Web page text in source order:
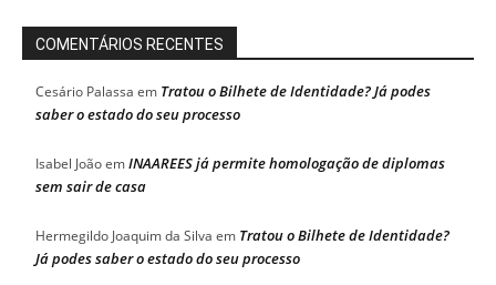
COMENTÁRIOS RECENTES
Cesário Palassa em Tratou o Bilhete de Identidade? Já podes
saber o estado do seu processo
Isabel JoãoemINAAREES já permite homologação de diplomas
sem sair de casa
Hermegildo Joaquim da Silva em Tratou o Bilhete de Identidade?
Já podes saber o estado do seu processo